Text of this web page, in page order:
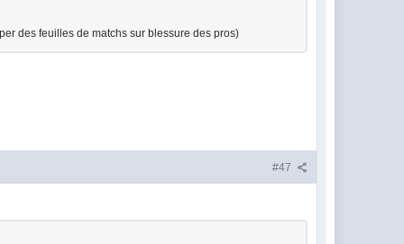
des feuilles de matchs sur blessure des pros)
#47